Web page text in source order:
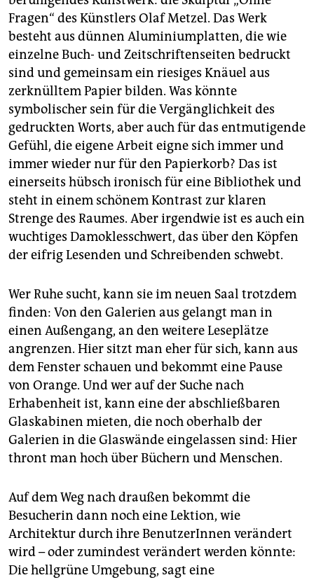
Fragen“ des Künstlers Olaf Metzel. Das Werk
besteht aus dünnen Aluminiumplatten, die wie
einzelne Buch- und Zeitschriftenseiten bedruckt
sind und gemeinsam ein riesiges Knäuel aus
zerknülltem Papier bilden. Was könnte
symbolischer sein für die Vergänglichkeit des
gedruckten Worts, aber auch für das entmutigende
Gefühl, die eigene Arbeit eigne sich immer und
immer wieder nur für den Papierkorb? Das ist
einerseits hübsch ironisch für eine Bibliothek und
steht in einem schönem Kontrast zur klaren
Strenge des Raumes. Aber irgendwie ist es auch ein
wuchtiges Damoklesschwert, das über den Köpfen
der eifrig Lesenden und Schreibenden schwebt.
Wer Ruhe sucht, kann sie im neuen Saal trotzdem
finden: Von den Galerien aus gelangt man in
einen Außengang, an den weitere Leseplätze
angrenzen. Hier sitzt man eher für sich, kann aus
dem Fenster schauen und bekommt eine Pause
von Orange. Und wer auf der Suche nach
Erhabenheit ist, kann eine der abschließbaren
Glaskabinen mieten, die noch oberhalb der
Galerien in die Glaswände eingelassen sind: Hier
thront man hoch über Büchern und Menschen.
Auf dem Weg nach draußen bekommt die
Besucherin dann noch eine Lektion, wie
Architektur durch ihre BenutzerInnen verändert
wird – oder zumindest verändert werden könnte:
Die hellgrüne Umgebung, sagt eine